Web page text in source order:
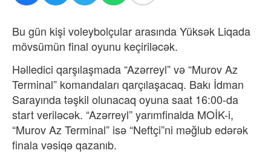
Bu gün kişi voleybolçular arasında Yüksək Liqada
mövsümün final oyunu keçiriləcək.
Həlledici qarşılaşmada “Azərreyl” və “Murov Az
Terminal” komandaları qarçılaşacaq. Bakı İdman
Sarayında təşkil olunacaq oyuna saat 16:00-da
start veriləcək. “Azərreyl” yarımfinalda MOİK-i,
“Murov Az Terminal” isə “Neftçi”ni məğlub edərək
finala vəsiqə qazanıb.